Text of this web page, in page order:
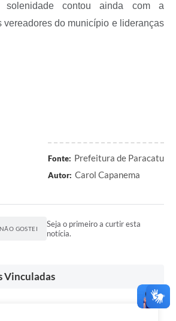
solenidade contou ainda com a
vereadores do município e lideranças
Fonte: Prefeitura de Paracatu
Autor: Carol Capanema
NÃO GOSTEI
Seja o primeiro a curtir esta
notícia.
Vinculadas